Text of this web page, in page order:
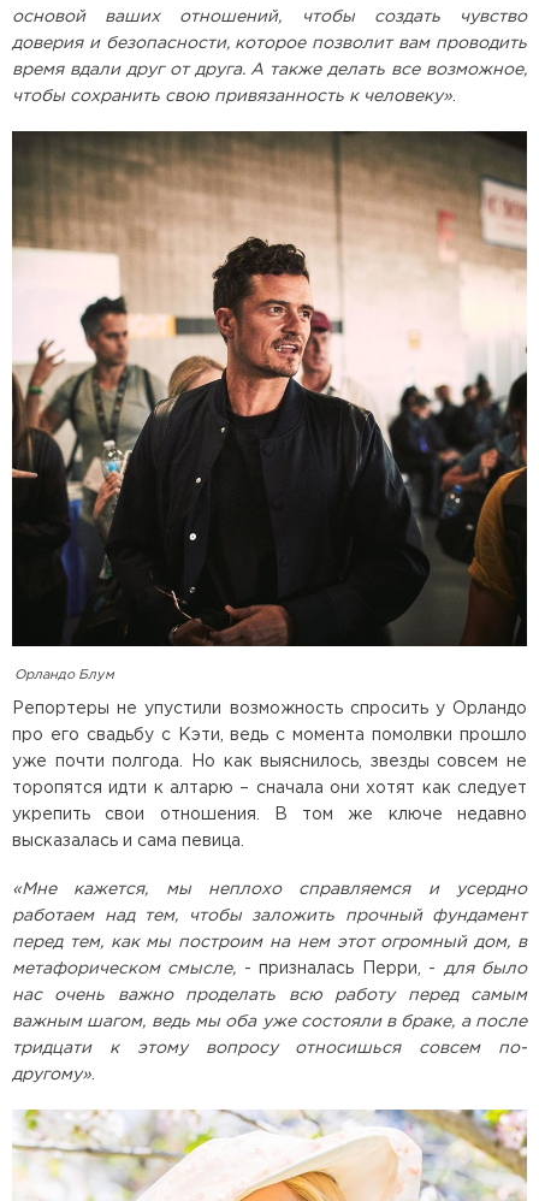
основой ваших отношений, чтобы создать чувство
доверия и безопасности, которое позволит вам проводить
время вдали друг от друга. А также делать все возможное,
чтобы сохранить свою привязанность к человеку»
Орландо Блум
Репортеры не упустили возможность спросить у Орландо
про его свадьбу с Кэти, ведь с момента помолвки прошло
уже почти полгода. Но как выяснилось, звезды совсем не
торопятся идти к алтарю – сначала они хотят как следует
укрепить свои отношения. В том же ключе недавно
высказалась и сама певица.
«Мне кажется, мы неплохо справляемся и усердно
работаем над тем, чтобы заложить прочный фундамент
перед тем, как мы построим на нем этот огромный дом, в
метафорическом смысле, - призналась Перри, - для было
нас очень важно проделать всю работу перед самым
важным шагом, ведь мы оба уже состояли в браке, а после
тридцати к этому вопросу относишься совсем по-
другому»